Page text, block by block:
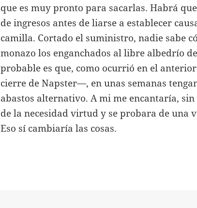
que es muy pronto para sacarlas. Habrá
de ingresos antes de liarse a establecer
camilla. Cortado el suministro, nadie sabe
monazo los enganchados al libre albedrío
probable es que, como ocurrió en el
cierre de Napster—, en unas semanas
abastos alternativo. A mi me encantaría,
de la necesidad virtud y se probara de una
Eso sí cambiaría las cosas.